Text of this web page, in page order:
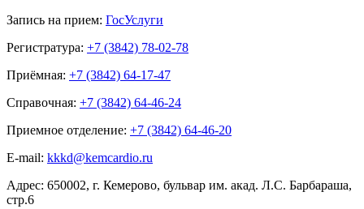
Запись на прием: ГосУслуги
Регистратура: +7 (3842) 78-02-78
Приёмная: +7 (3842) 64-17-47
Справочная: +7 (3842) 64-46-24
Приемное отделение: +7 (3842) 64-46-20
E-mail: kkkd@kemcardio.ru
Адрес: 650002, г. Кемерово, бульвар им. акад. Л.С. Барбараша,
стр.6